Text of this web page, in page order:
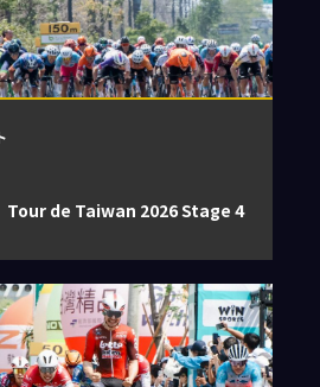
】Tour de Taiwan 2026 Stage 4